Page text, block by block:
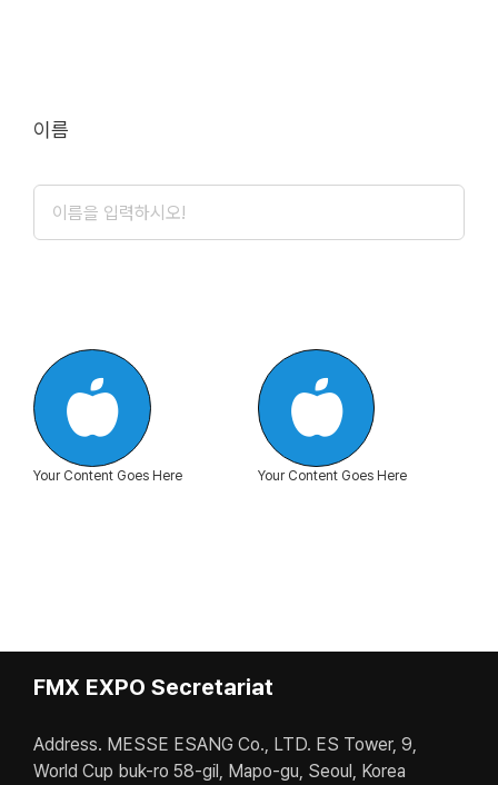
이름
Your Content Goes Here Your Content Goes Here
FMX EXPO Secretariat
Address. MESSE ESANG Co., LTD. ES Tower, 9,
World Cup buk-ro 58-gil, Mapo-gu, Seoul, Korea